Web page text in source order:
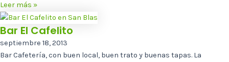
Leer más »
Bar El Cafelito
septiembre 18, 2013
Bar Cafetería, con buen local, buen trato y buenas tapas. La